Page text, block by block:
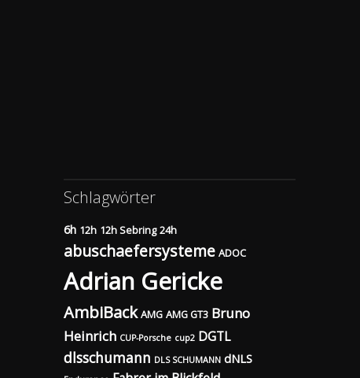
Schlagwörter
6h 12h 12h Sebring 24h
abuschaefersysteme ADOC
Adrian Gericke
AmbiBack AMG AMG GT3 Bruno
Heinrich CUP-Porsche cup2 DGTL
dlsschumann DLS SCHUMANN dNLS